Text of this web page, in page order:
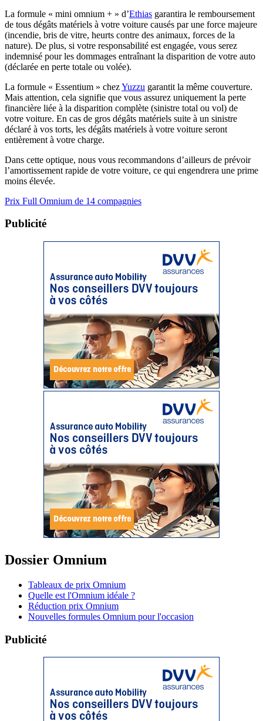
La formule « mini omnium + » d’Ethias garantira le remboursement
de tous dégâts matériels à votre voiture causés par une force majeure
(incendie, bris de vitre, heurts contre des animaux, forces de la
nature). De plus, si votre responsabilité est engagée, vous serez
indemnisé pour les dommages entraînant la disparition de votre auto
(déclarée en perte totale ou volée).
La formule « Essentium » chezYuzzu garantit la même couverture.
Mais attention, cela signifie que vous assurez uniquement la perte
financière liée à la disparition complète (sinistre total ou vol) de
votre voiture. En cas de gros dégâts matériels suite à un sinistre
déclaré à vos torts, les dégâts matériels à votre voiture seront
entièrement à votre charge.
Dans cette optique, nous vous recommandons d’ailleurs de prévoir
l’amortissement rapide de votre voiture, ce qui engendrera une prime
moins élevée.
Prix Full Omnium de 14 compagnies
Publicité
Dossier Omnium
Tableaux de prix Omnium
Quelle est l'Omnium idéale ?
Réduction prix Omnium
Nouvelles formules Omnium pour l'occasion
Publicité